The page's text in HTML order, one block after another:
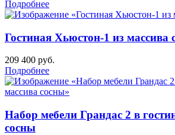
Подробнее
Гостиная Хьюстон-1 из массива
209 400 руб.
Подробнее
Набор мебели Грандас 2 в
сосны